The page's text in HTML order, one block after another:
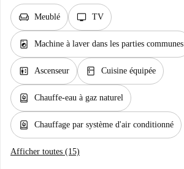
chair Meublé tv TV
local_laundry_service Machine à laver dans les parties communes
elevator Ascenseur kitchen Cuisine équipée
water_heater Chauffe-eau à gaz naturel
water_heater Chauffage par système d'air conditionné
Afficher toutes (15)